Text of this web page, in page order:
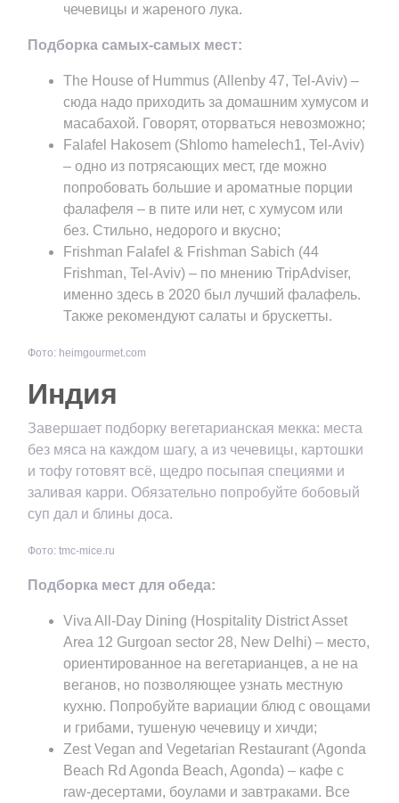
чечевицы и жареного лука.
Подборка самых-самых мест:
The House of Hummus (Allenby 47, Tel-Aviv) –
сюда надо приходить за домашним хумусом и
масабахой. Говорят, оторваться невозможно;
Falafel Hakosem (Shlomo hamelech1, Tel-Aviv)
– одно из потрясающих мест, где можно
попробовать большие и ароматные порции
фалафеля – в пите или нет, с хумусом или
без. Стильно, недорого и вкусно;
Frishman Falafel & Frishman Sabich (44
Frishman, Tel-Aviv) – по мнению TripAdviser,
именно здесь в 2020 был лучший фалафель.
Также рекомендуют салаты и брускетты.
Фото: heimgourmet.com
Индия
Завершает подборку вегетарианская мекка: места
без мяса на каждом шагу, а из чечевицы, картошки
и тофу готовят всё, щедро посыпая специями и
заливая карри. Обязательно попробуйте бобовый
суп дал и блины доса.
Фото: tmc-mice.ru
Подборка мест для обеда:
Viva All-Day Dining (Hospitality District Asset
Area 12 Gurgoan sector 28, New Delhi) – место,
ориентированное на вегетарианцев, а не на
веганов, но позволяющее узнать местную
кухню. Попробуйте вариации блюд с овощами
и грибами, тушеную чечевицу и хичди;
Zest Vegan and Vegetarian Restaurant (Agonda
Beach Rd Agonda Beach, Agonda) – кафе с
raw-десертами, боулами и завтраками. Все